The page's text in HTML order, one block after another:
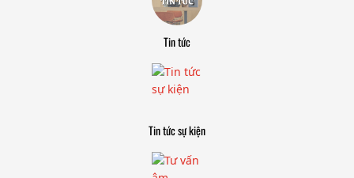
Tin tức
Tin tức sự kiện